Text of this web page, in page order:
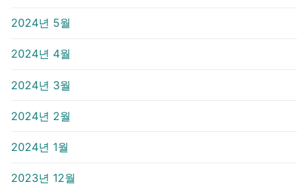
2024년 5월
2024년 4월
2024년 3월
2024년 2월
2024년 1월
2023년 12월